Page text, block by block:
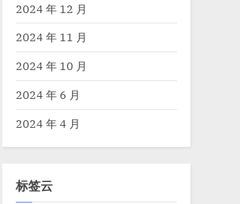
2024 年 12 月
2024 年 11 月
2024 年 10 月
2024 年 6 月
2024 年 4 月
标签云